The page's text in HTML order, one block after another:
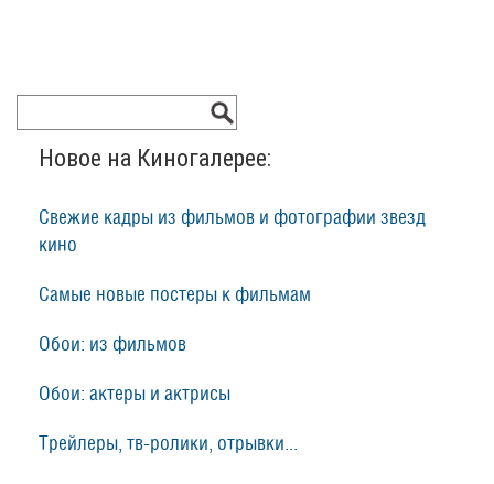
Новое на Киногалерее:
Свежие кадры из фильмов и фотографии звезд
кино
Самые новые постеры к фильмам
Обои: из фильмов
Обои: актеры и актрисы
Трейлеры, тв-ролики, отрывки...